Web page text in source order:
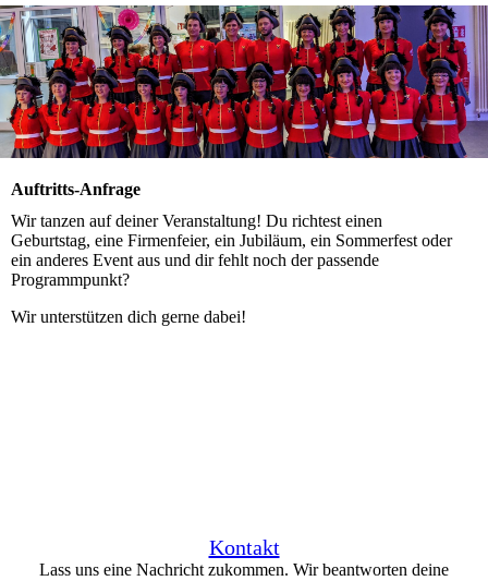
Auftritts-Anfrage
Wir tanzen auf deiner Veranstaltung! Du richtest einen
Geburtstag, eine Firmenfeier, ein Jubiläum, ein Sommerfest oder
ein anderes Event aus und dir fehlt noch der passende
Programmpunkt?
Wir unterstützen dich gerne dabei!
Kontakt
Lass uns eine Nachricht zukommen. Wir beantworten deine